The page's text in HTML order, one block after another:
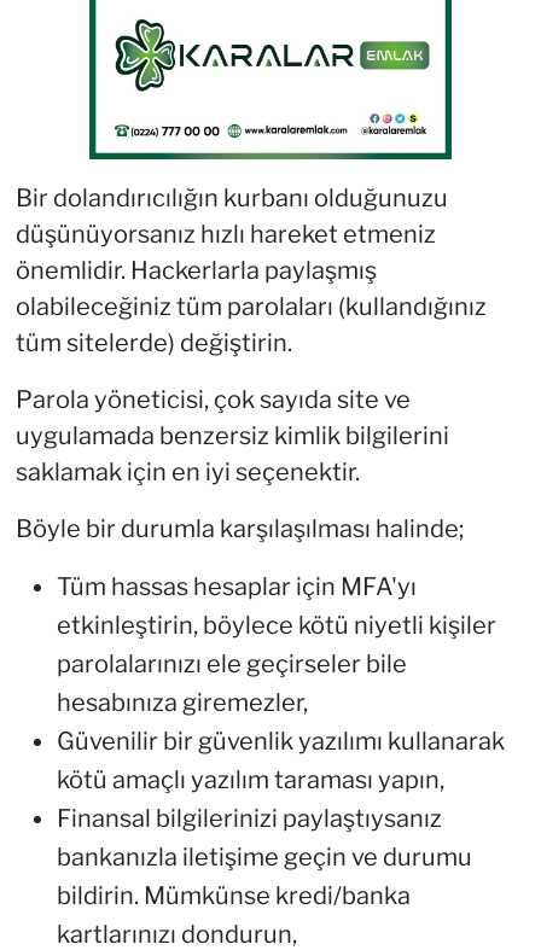
Bir dolandırıcılığın kurbanı olduğunuzu
düşünüyorsanız hızlı hareket etmeniz
önemlidir. Hackerlarla paylaşmış
olabileceğiniz tüm parolaları (kullandığınız
tüm sitelerde) değiştirin.
Parola yöneticisi, çok sayıda site ve
uygulamada benzersiz kimlik bilgilerini
saklamak için en iyi seçenektir.
Böyle bir durumla karşılaşılması halinde;
Tüm hassas hesaplar için MFA'yı
etkinleştirin, böylece kötü niyetli kişiler
parolalarınızı ele geçirseler bile
hesabınıza giremezler,
Güvenilir bir güvenlik yazılımı kullanarak
kötü amaçlı yazılım taraması yapın,
Finansal bilgilerinizi paylaştıysanız
bankanızla iletişime geçin ve durumu
bildirin. Mümkünse kredi/banka
kartlarınızı dondurun,